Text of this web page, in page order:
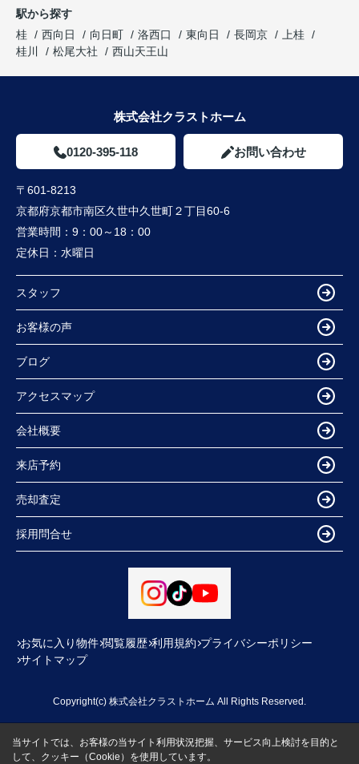
駅から探す
桂
西向日 向日町 洛西口 東向日 長岡京
上桂
桂川
松尾大社 西山天王山
株式会社クラストホーム
0120-395-118 お問い合わせ
〒601-8213
京都府京都市南区久世中久世町２丁目60-6
営業時間： 9：00～18：00
定休日： 水曜日
スタッフ
お客様の声
ブログ
アクセスマップ
会社概要
来店予約
売却査定
採用問合せ
お気に入り物件 閲覧履歴 利用規約 プライバシーポリシー
サイトマップ
Copyright(c) 株式会社クラストホーム All Rights Reserved.
当サイトでは、お客様の当サイト利用状況把握、サービス向上検討を目的と
して、クッキー（Cookie）を使用しています。